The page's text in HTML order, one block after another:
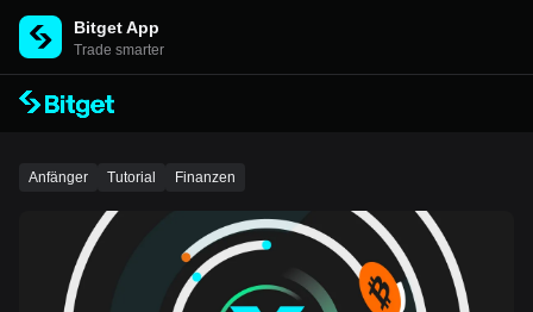
Bitget App
Trade smarter
Anfänger Tutorial Finanzen